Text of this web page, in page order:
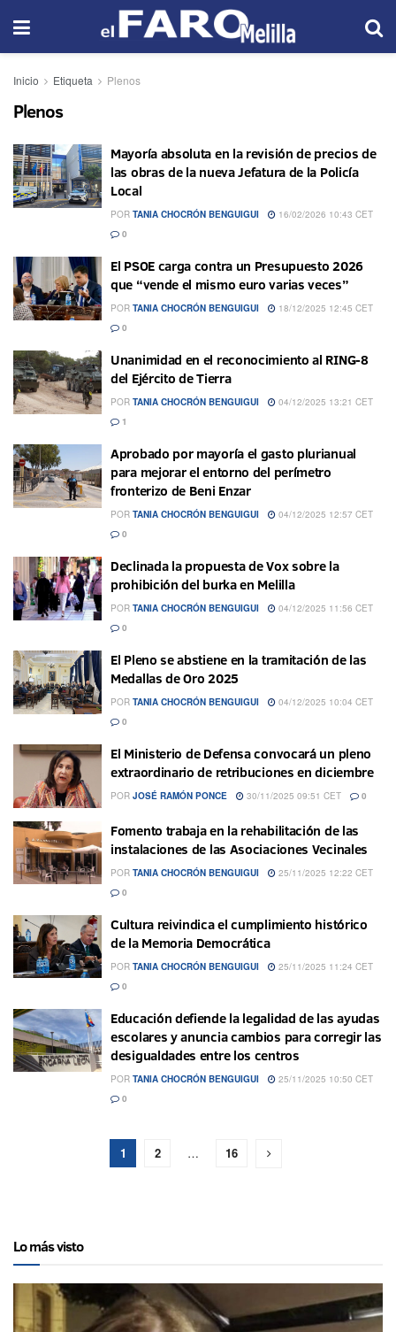
Inicio Etiqueta Plenos
Plenos
Mayoría absoluta en la revisión de precios de
las obras de la nueva Jefatura de la Policía
Local
POR TANIA CHOCRÓN BENGUIGUI
16/02/2026 10:43 CET
0
El PSOE carga contra un Presupuesto 2026
que “vende el mismo euro varias veces”
POR TANIA CHOCRÓN BENGUIGUI
18/12/2025 12:45 CET
0
Unanimidad en el reconocimiento al RING-8
del Ejército de Tierra
POR TANIA CHOCRÓN BENGUIGUI
04/12/2025 13:21 CET
1
Aprobado por mayoría el gasto plurianual
para mejorar el entorno del perímetro
fronterizo de Beni Enzar
POR TANIA CHOCRÓN BENGUIGUI
04/12/2025 12:57 CET
0
Declinada la propuesta de Vox sobre la
prohibición del burka en Melilla
POR TANIA CHOCRÓN BENGUIGUI
04/12/2025 11:56 CET
0
El Pleno se abstiene en la tramitación de las
Medallas de Oro 2025
POR TANIA CHOCRÓN BENGUIGUI
04/12/2025 10:04 CET
0
El Ministerio de Defensa convocará un pleno
extraordinario de retribuciones en diciembre
POR JOSÉ RAMÓN PONCE 30/11/2025 09:51 CET 0
Fomento trabaja en la rehabilitación de las
instalaciones de las Asociaciones Vecinales
POR TANIA CHOCRÓN BENGUIGUI
25/11/2025 12:22 CET
0
Cultura reivindica el cumplimiento histórico
de la Memoria Democrática
POR TANIA CHOCRÓN BENGUIGUI
25/11/2025 11:24 CET
0
Educación defiende la legalidad de las ayudas
escolares y anuncia cambios para corregir las
desigualdades entre los centros
POR TANIA CHOCRÓN BENGUIGUI
25/11/2025 10:50 CET
0
1 2 … 16
Lo más visto